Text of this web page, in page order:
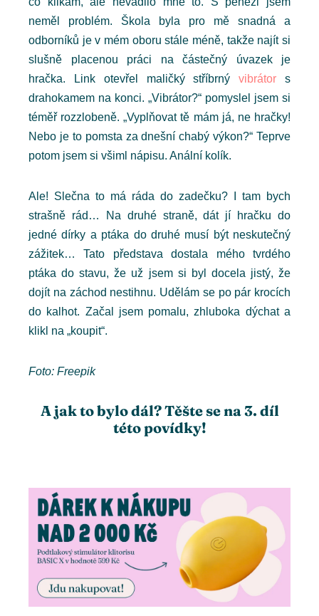
neměl problém. Škola byla pro mě snadná a
odborníků je v mém oboru stále méně, takže najít si
slušně placenou práci na částečný úvazek je
hračka. Link otevřel maličký stříbrnývibrátor s
drahokamem na konci. „Vibrátor?“ pomyslel jsem si
téměř rozzlobeně. „Vyplňovat tě mám já, ne hračky!
Nebo je to pomsta za dnešní chabý výkon?“ Teprve
potom jsem si všiml nápisu. Anální kolík.
Ale! Slečna to má ráda do zadečku? I tam bych
strašně rád… Na druhé straně, dát jí hračku do
jedné dírky a ptáka do druhé musí být neskutečný
zážitek… Tato představa dostala mého tvrdého
ptáka do stavu, že už jsem si byl docela jistý, že
dojít na záchod nestihnu. Udělám se po pár krocích
do kalhot. Začal jsem pomalu, zhluboka dýchat a
klikl na „koupit“.
Foto: Freepik
A jak to bylo dál? Těšte se na 3. díl
této povídky!